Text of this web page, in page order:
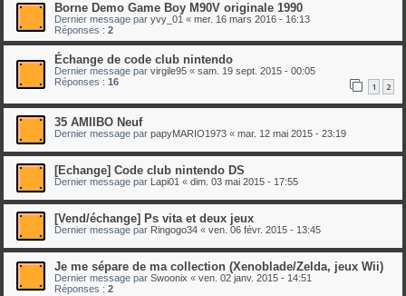
Borne Demo Game Boy M90V originale 1990
Dernier message par yvy_01 « mer. 16 mars 2016 - 16:13
Réponses : 2
Échange de code club nintendo
Dernier message par virgile95 « sam. 19 sept. 2015 - 00:05
Réponses : 16 1 2
35 AMIIBO Neuf
Dernier message par papyMARIO1973 « mar. 12 mai 2015 - 23:19
[Echange] Code club nintendo DS
Dernier message par Lapi01 « dim. 03 mai 2015 - 17:55
[Vend/échange] Ps vita et deux jeux
Dernier message par Ringogo34 « ven. 06 févr. 2015 - 13:45
Je me sépare de ma collection (Xenoblade/Zelda, jeux Wii)
Dernier message par Swoonix « ven. 02 janv. 2015 - 14:51
Réponses : 2